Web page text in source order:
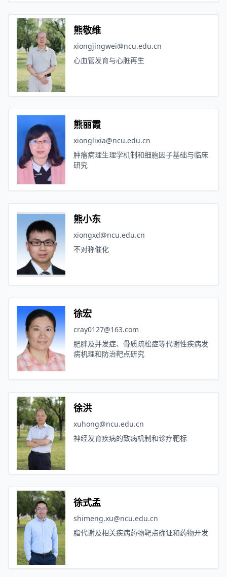
熊敬维
xiongjingwei@ncu.edu.cn
心血管发育与心脏再生
熊丽霞
xionglixia@ncu.edu.cn
肿瘤病理生理学机制和细胞因子基础与临床
研究
熊小东
xiongxd@ncu.edu.cn
不对称催化
徐宏
cray0127@163.com
肥胖及并发症、骨质疏松症等代谢性疾病发
病机理和防治靶点研究
徐洪
xuhong@ncu.edu.cn
神经发育疾病的致病机制和诊疗靶标
徐式孟
shimeng.xu@ncu.edu.cn
脂代谢及相关疾病药物靶点确证和药物开发